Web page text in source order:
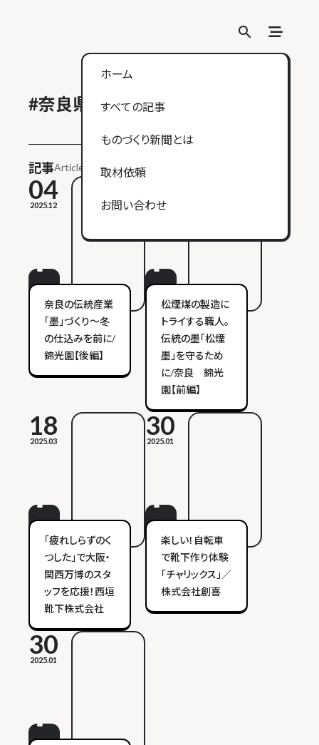
search
search
ホーム
すべての記事
ものづくり新聞とは
取材依頼
お問い合わせ
モノ
#奈良県
記事Article
04
2025.12
奈良の伝統産業
「墨」づくり～冬
の仕込みを前に/
錦光園【後編】
2025.12
松煙煤の製造に
トライする職人。
伝統の墨「松煙
墨」を守るため
に/奈良 錦光
園【前編】
18
2025.03
「疲れしらずのく
つした」で大阪・
関西万博のスタ
ッフを応援！西垣
靴下株式会社
30
2025.01
楽しい！自転車
で靴下作り体験
「チャリックス」／
株式会社創喜
30
2025.01